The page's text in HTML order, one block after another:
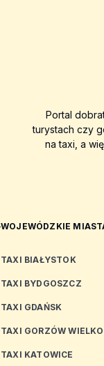
Portal
turystach czy
na taxi, a
WOJEWÓDZKIE
TAXI BIAŁYSTOK
TAXI BYDGOSZCZ
TAXI GDAŃSK
TAXI GORZÓW
TAXI KATOWICE